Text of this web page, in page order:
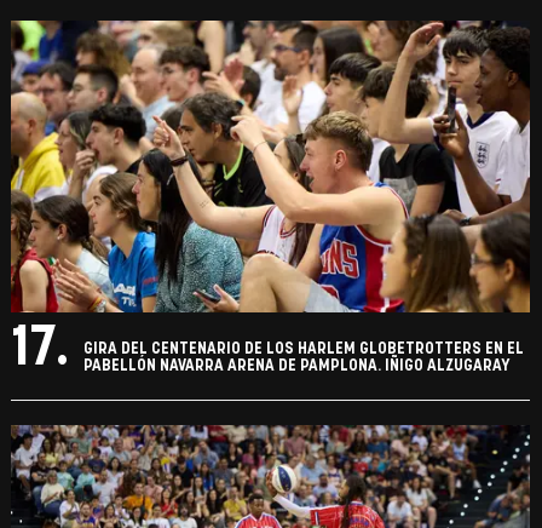
17.
GIRA DEL CENTENARIO DE LOS HARLEM GLOBETROTTERS EN EL
PABELLÓN NAVARRA ARENA DE PAMPLONA. IÑIGO ALZUGARAY